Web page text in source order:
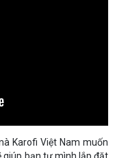
Karofi Việt Nam muốn